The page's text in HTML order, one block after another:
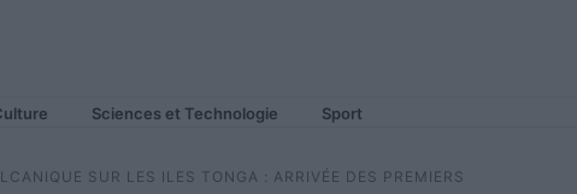
Sciences et Technologie Sport
SUR LES ILES TONGA : ARRIVÉE DES PREMIERS